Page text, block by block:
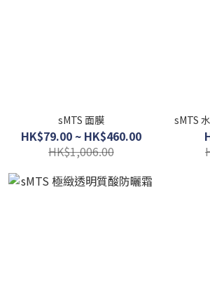
sMTS 面膜
HK$79.00 ~ HK$460.00
HK$1,006.00
sMTS